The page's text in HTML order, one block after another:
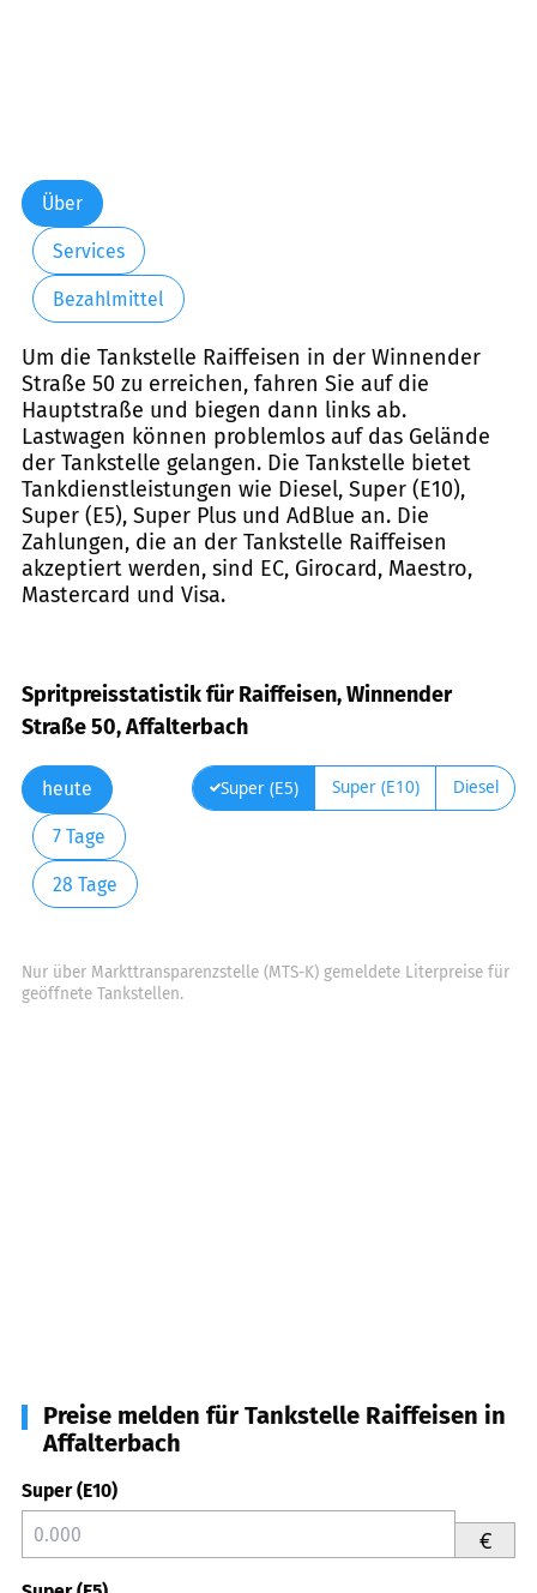
Über
Services
Bezahlmittel
Um die Tankstelle Raiffeisen in der Winnender
Straße 50 zu erreichen, fahren Sie auf die
Hauptstraße und biegen dann links ab.
Lastwagen können problemlos auf das Gelände
der Tankstelle gelangen. Die Tankstelle bietet
Tankdienstleistungen wie Diesel, Super (E10),
Super (E5), Super Plus und AdBlue an. Die
Zahlungen, die an der Tankstelle Raiffeisen
akzeptiert werden, sind EC, Girocard, Maestro,
Mastercard und Visa.
Spritpreisstatistik für Raiffeisen, Winnender
Straße 50, Affalterbach
heute
7 Tage
28 Tage
Super (E5) Super (E10) Diesel
Nur über Markttransparenzstelle (MTS-K) gemeldete Literpreise für
geöffnete Tankstellen.
Preise melden für Tankstelle Raiffeisen in
Affalterbach
Super (E10)
€